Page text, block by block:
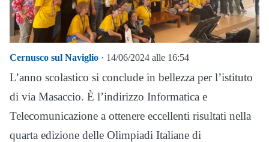
Cernusco sul Naviglio · 14/06/2024 alle 16:54
L’anno scolastico si conclude in bellezza per l’istituto
di via Masaccio. È l’indirizzo Informatica e
Telecomunicazione a ottenere eccellenti risultati nella
quarta edizione delle Olimpiadi Italiane di